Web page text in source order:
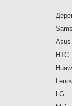
Asus
HTC
LG